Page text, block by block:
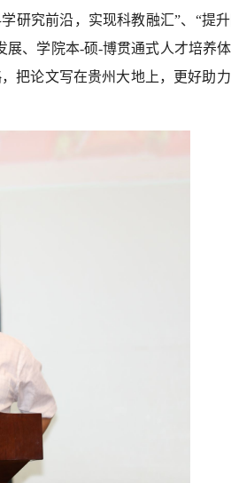
研究前沿，实现科教融汇”、“提
、学院本-硕-博贯通式人才培养
把论文写在贵州大地上，更好助